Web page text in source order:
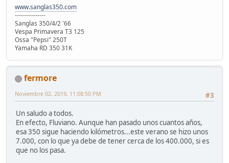
www.sanglas350.com
---------------
Sanglas 350/4/2 '66
Vespa Primavera T3 125
Ossa "Pepsi" 250T
Yamaha RD 350 31K
fermore
#3
Noviembre 02, 2019, 11:08:50 PM
Un saludo a todos.
En efecto, Fluviano. Aunque han pasado unos cuantos años,
esa 350 sigue haciendo kilómetros...este verano se hizo unos
7.000, con lo que ya debe de tener cerca de los 400.000, si es
que no los pasa.